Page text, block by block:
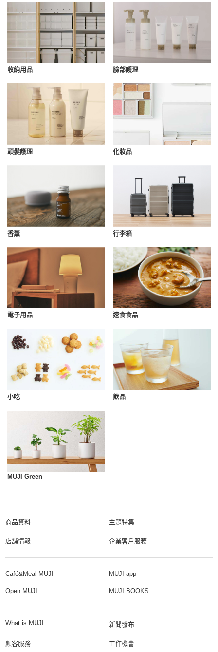
收納用品 臉部護理
頭髮護理 化妝品
香薰 行李箱
電子用品 速食食品
小吃 飲品
MUJI Green
商品資料 主題特集
店舗情報 企業客戶服務
Café&Meal MUJI MUJI app
Open MUJI MUJI BOOKS
What is MUJI 新聞發布
顧客服務 工作機會